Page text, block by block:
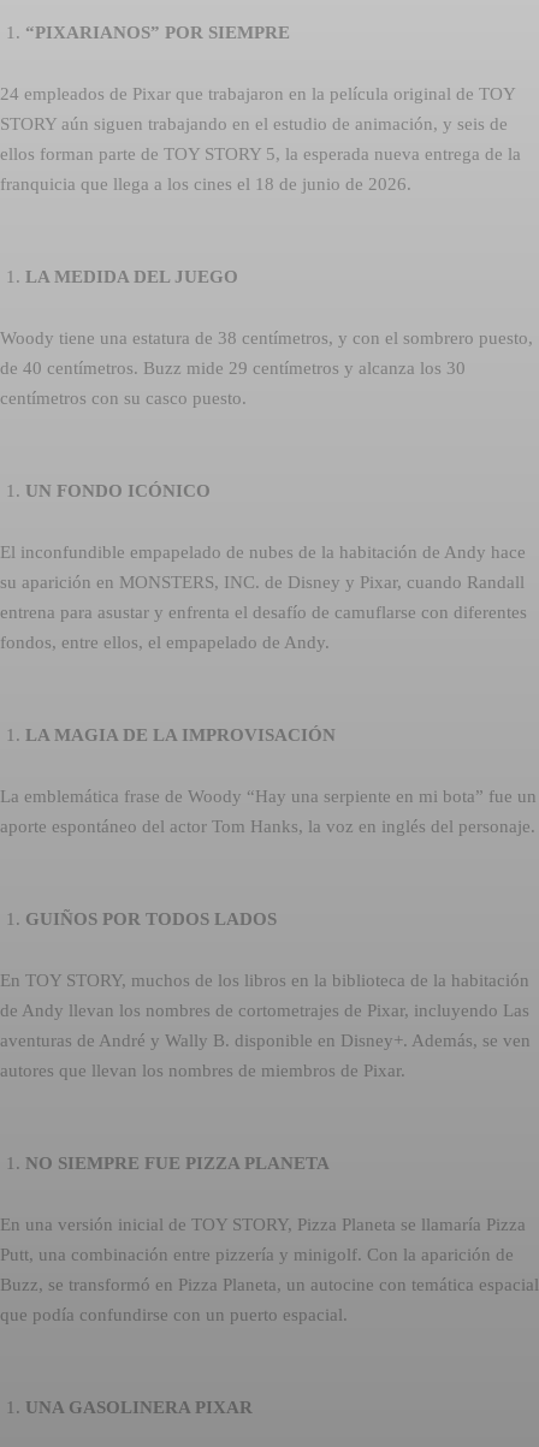
“PIXARIANOS” POR SIEMPRE
24 empleados de Pixar que trabajaron en la película original de TOY
STORY aún siguen trabajando en el estudio de animación, y seis de
ellos forman parte de TOY STORY 5, la esperada nueva entrega de la
franquicia que llega a los cines el 18 de junio de 2026.
LA MEDIDA DEL JUEGO
Woody tiene una estatura de 38 centímetros, y con el sombrero puesto,
de 40 centímetros. Buzz mide 29 centímetros y alcanza los 30
centímetros con su casco puesto.
UN FONDO ICÓNICO
El inconfundible empapelado de nubes de la habitación de Andy hace
su aparición en MONSTERS, INC. de Disney y Pixar, cuando Randall
entrena para asustar y enfrenta el desafío de camuflarse con diferentes
fondos, entre ellos, el empapelado de Andy.
LA MAGIA DE LA IMPROVISACIÓN
La emblemática frase de Woody “Hay una serpiente en mi bota” fue un
aporte espontáneo del actor Tom Hanks, la voz en inglés del personaje.
GUIÑOS POR TODOS LADOS
En TOY STORY, muchos de los libros en la biblioteca de la habitación
de Andy llevan los nombres de cortometrajes de Pixar, incluyendo Las
aventuras de André y Wally B. disponible en Disney+. Además, se ven
autores que llevan los nombres de miembros de Pixar.
NO SIEMPRE FUE PIZZA PLANETA
En una versión inicial de TOY STORY, Pizza Planeta se llamaría Pizza
Putt, una combinación entre pizzería y minigolf. Con la aparición de
Buzz, se transformó en Pizza Planeta, un autocine con temática espacial
que podía confundirse con un puerto espacial.
UNA GASOLINERA PIXAR